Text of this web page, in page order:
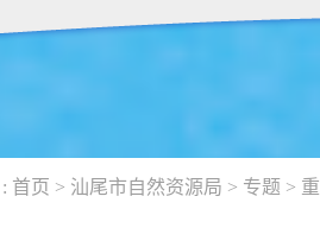
首页 > 汕尾市自然资源局 > 专题 >